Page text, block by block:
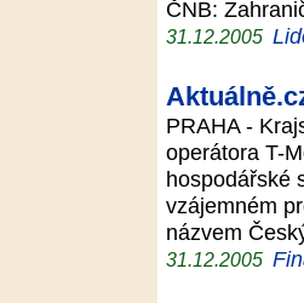
ČNB:
31.12.2005
PRAHA -
operátora T-
hospodářské
vzájemném
názvem
31.12.2005